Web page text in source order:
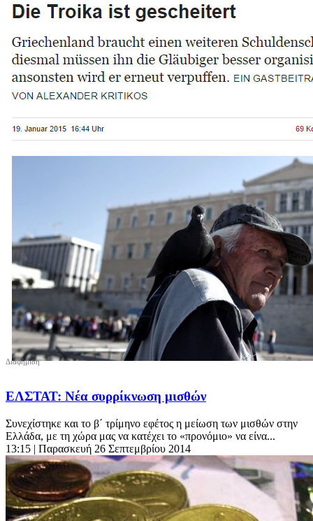
ΕΛΣΤΑΤ: Νέα συρρίκνωση μισθών
Συνεχίστηκε και το β΄ τρίμηνο εφέτος η μείωση των μισθών στην
Ελλάδα, με τη χώρα μας να κατέχει το «προνόμιο» να είνα...
13:15 | Παρασκευή 26 Σεπτεμβρίου 2014